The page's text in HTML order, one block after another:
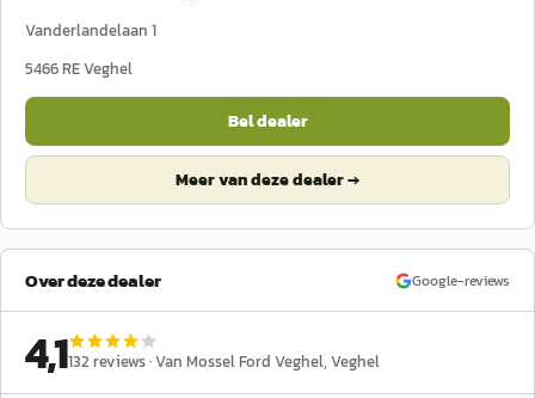
Vanderlandelaan 1
5466 REVeghel
Bel dealer
Meer van deze dealer →
Over deze dealer Google-reviews
4,1132 reviews ·Van Mossel Ford Veghel, Veghel